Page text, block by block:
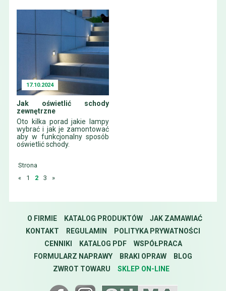
17.10.2024
Jak oświetlić schody
zewnętrzne
Oto kilka porad jakie lampy
wybrać i jak je zamontować
aby w funkcjonalny sposób
oświetlić schody.
Strona
«
1 2 3 »
O FIRMIE KATALOG PRODUKTÓW
JAK ZAMAWIAĆ
KONTAKT
REGULAMIN
POLITYKA PRYWATNOŚCI
CENNIKI
KATALOG PDF
WSPÓŁPRACA
FORMULARZ NAPRAWY
BRAKI OPRAW
BLOG
ZWROT TOWARU
SKLEP ON-LINE